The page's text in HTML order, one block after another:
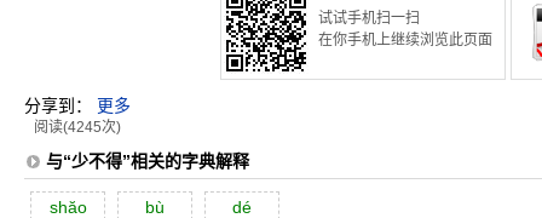
试试手机扫一扫
在你手机上继续浏览此页面
分享到： 更多
阅读(4245次)
与“少不得”相关的字典解释
shăo bù dé